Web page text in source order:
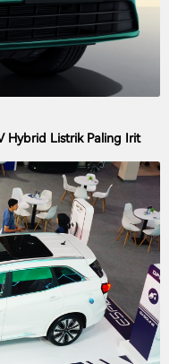
Hybrid Listrik Paling Irit